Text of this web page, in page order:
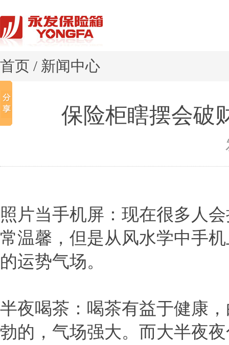
首页 / 新闻中心
保险柜瞎摆会破
照片当手机屏：现在很多人
常温馨，但是从风水学中手
的运势气场。
半夜喝茶：喝茶有益于健康
勃的，气场强大。而大半夜